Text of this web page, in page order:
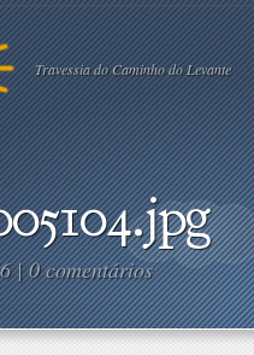
Travessia do Caminho do Levante
|0 comentários